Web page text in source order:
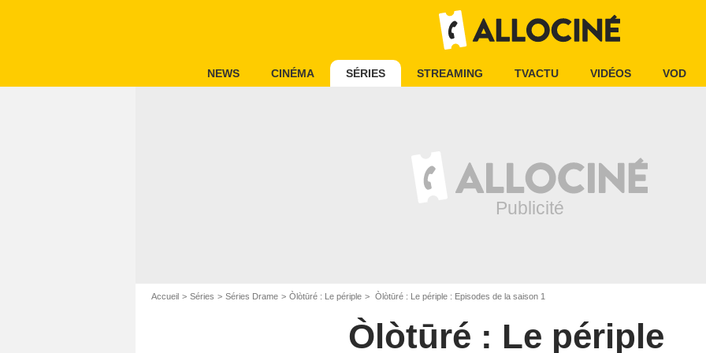
NEWS CINÉMA SÉRIES STREAMING TVACTU VIDÉOS VOD
Accueil Séries Séries Drame Òlòtūré : Le périple Òlòtūré : Le périple : Episodes de la saison 1
Òlòtūré : Le périple